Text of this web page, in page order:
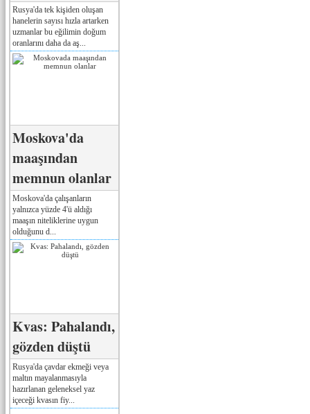
Rusya'da tek kişiden oluşan
hanelerin sayısı hızla artarken
uzmanlar bu eğilimin doğum
oranlarını daha da aş...
Moskova'da
maaşından
memnun olanlar
Moskova'da çalışanların
yalnızca yüzde 4'ü aldığı
maaşın niteliklerine uygun
olduğunu d...
Kvas: Pahalandı,
gözden düştü
Rusya'da çavdar ekmeği veya
maltın mayalanmasıyla
hazırlanan geleneksel yaz
içeceği kvasın fiy...